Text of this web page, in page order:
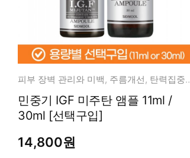
피부 장벽 관리와
민중기 IGF 미주탄 앰플 11ml /
30ml [선택구입]
14,800원